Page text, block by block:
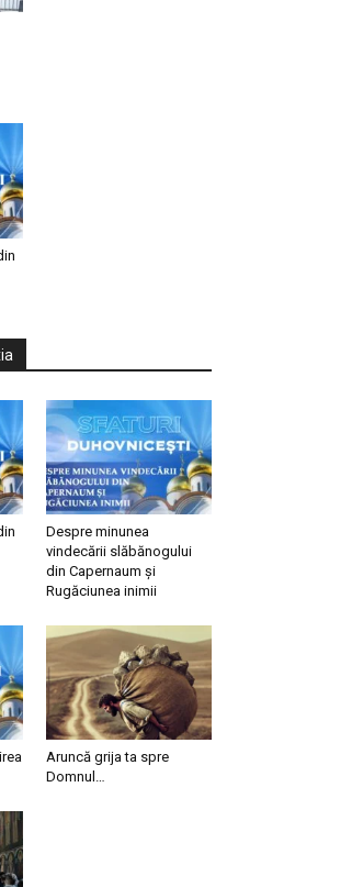
Despre minunea
vindecării slăbănogului
din Capernaum și
Rugăciunea inimii
Aruncă grija ta spre
Domnul…